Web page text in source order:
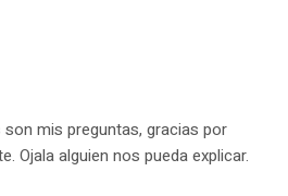
mis preguntas, gracias por
Ojala alguien nos pueda explicar.